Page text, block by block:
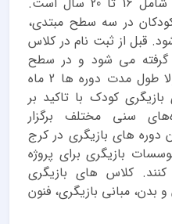
در سه سطح مبتدی،
قبل از ثبت نام در کلاس
گرفته می شود و در سطح
متناسب قرار می گیرند. معمولا طول مدت دوره ها 2 ماه
بازیگری کودک با تاکید بر
سنی مختلف برگزار
دوره های بازیگری در کرج
بازیگری برای پروژه
کلاس های بازیگری
بدن، مبانی بازیگری، فنون